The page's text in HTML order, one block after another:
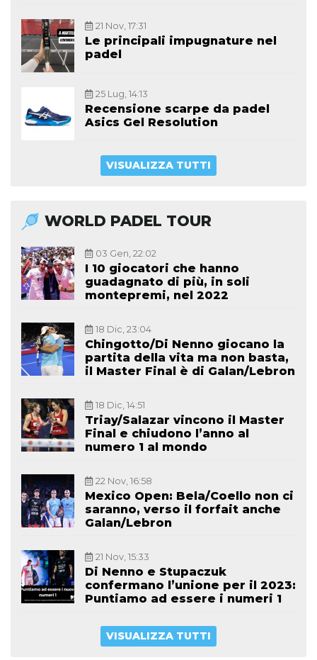
21 Nov, 17:31
Le principali impugnature nel
padel
25 Lug, 14:13
Recensione scarpe da padel
Asics Gel Resolution
VISUALIZZA TUTTI
WORLD PADEL TOUR
03 Gen, 22:02
I 10 giocatori che hanno
guadagnato di più, in soli
montepremi, nel 2022
18 Dic, 23:04
Chingotto/Di Nenno giocano la
partita della vita ma non basta,
il Master Final è di Galan/Lebron
18 Dic, 14:51
Triay/Salazar vincono il Master
Final e chiudono l’anno al
numero 1 al mondo
22 Nov, 16:58
Mexico Open: Bela/Coello non ci
saranno, verso il forfait anche
Galan/Lebron
21 Nov, 15:33
Di Nenno e Stupaczuk
confermano l’unione per il 2023:
Puntiamo ad essere i numeri 1
VISUALIZZA TUTTI